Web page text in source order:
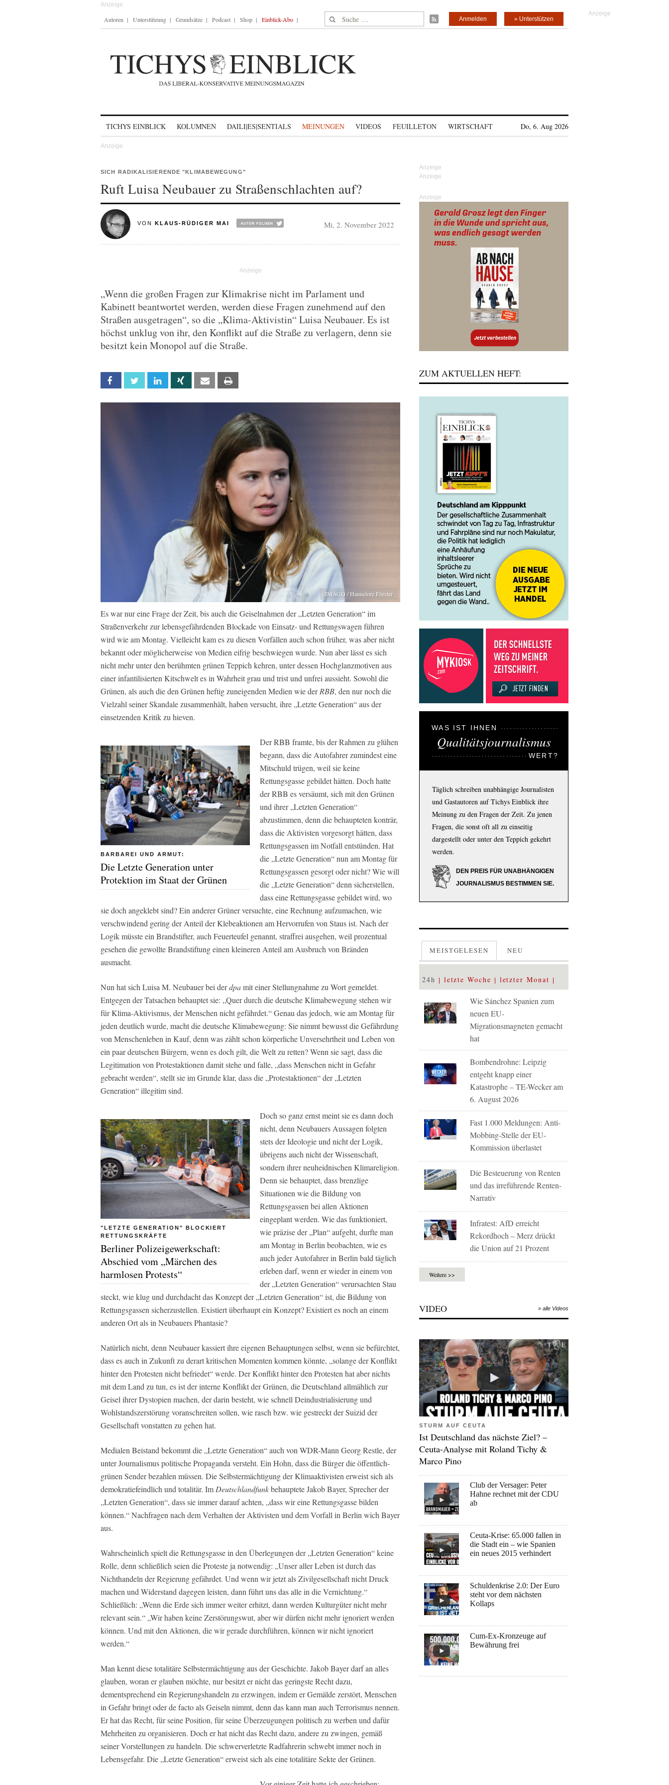
Autoren Unterstützung Grundsätze Podcast Shop Einblick-Abo Suche nach: » Unterstützen
Anmelden
TICHYS EINBLICK KOLUMNEN DAILI|ES|SENTIALS MEINUNGEN VIDEOS FEUILLETON WIRTSCHAFT Do, 6. Aug 2026
SICH RADIKALISIERENDE "KLIMABEWEGUNG"
Ruft Luisa Neubauer zu Straßenschlachten auf?
VON KLAUS-RÜDIGER MAI Mi, 2. November 2022
„Wenn die großen Fragen zur Klimakrise nicht im Parlament und
Kabinett beantwortet werden, werden diese Fragen zunehmend auf den
Straßen ausgetragen“, so die „Klima-Aktivistin“ Luisa Neubauer. Es ist
höchst unklug von ihr, den Konflikt auf die Straße zu verlagern, denn sie
besitzt kein Monopol auf die Straße.
Facebook Twitter Linkedin Xing Email
IMAGO / Hannelore Förster
Es war nur eine Frage der Zeit, bis auch die Geiselnahmen der „Letzten Generation“ im
Straßenverkehr zur lebensgefährdenden Blockade von Einsatz- und Rettungswagen führen
wird wie am Montag. Vielleicht kam es zu diesen Vorfällen auch schon früher, was aber nicht
bekannt oder möglicherweise von Medien eifrig beschwiegen wurde. Nun aber lässt es sich
nicht mehr unter den berühmten grünen Teppich kehren, unter dessen Hochglanzmotiven aus
einer infantilisierten Kitschwelt es in Wahrheit grau und trist und unfrei aussieht. Sowohl die
Grünen, als auch die den Grünen heftig zuneigenden Medien wie derRBB, den nur noch die
Vielzahl seiner Skandale zusammenhält, haben versucht, ihre „Letzte Generation“ aus der
einsetzenden Kritik zu hieven.
BARBAREI UND ARMUT:
Die Letzte Generation unter
Protektion im Staat der Grünen
DerRBB framte, bis der Rahmen zu glühen
begann, dass die Autofahrer zumindest eine
Mitschuld trügen, weil sie keine
Rettungsgasse gebildet hätten. Doch hatte
derRBB es versäumt, sich mit den Grünen
und ihrer „Letzten Generation“
abzustimmen, denn die behaupteten konträr,
dass die Aktivisten vorgesorgt hätten, dass
Rettungsgassen im Notfall entstünden. Hat
die „Letzte Generation“ nun am Montag für
Rettungsgassen gesorgt oder nicht? Wie will
die „Letzte Generation“ denn sicherstellen,
dass eine Rettungsgasse gebildet wird, wo
sie doch angeklebt sind? Ein anderer Grüner versuchte, eine Rechnung aufzumachen, wie
verschwindend gering der Anteil der Klebeaktionen am Hervorrufen von Staus ist. Nach der
Logik müsste ein Brandstifter, auch Feuerteufel genannt, straffrei ausgehen, weil prozentual
gesehen die gewollte Brandstiftung einen kleineren Anteil am Ausbruch von Bränden
ausmacht.
Nun hat sich Luisa M. Neubauer bei derdpamit einer Stellungnahme zu Wort gemeldet.
Entgegen der Tatsachen behauptet sie: „Quer durch die deutsche Klimabewegung stehen wir
für Klima-Aktivismus, der Menschen nicht gefährdet.“ Genau das jedoch, wie am Montag für
jeden deutlich wurde, macht die deutsche Klimabewegung: Sie nimmt bewusst die Gefährdung
von Menschenleben in Kauf, denn was zählt schon körperliche Unversehrtheit und Leben von
ein paar deutschen Bürgern, wenn es doch gilt, die Welt zu retten? Wenn sie sagt, dass die
Legitimation von Protestaktionen damit stehe und falle, „dass Menschen nicht in Gefahr
gebracht werden“, stellt sie im Grunde klar, dass die „Protestaktionen“ der „Letzten
Generation“ illegitim sind.
"LETZTE GENERATION" BLOCKIERT
RETTUNGSKRÄFTE
Berliner Polizeigewerkschaft:
Abschied vom „Märchen des
harmlosen Protests“
Doch so ganz ernst meint sie es dann doch
nicht, denn Neubauers Aussagen folgten
stets der Ideologie und nicht der Logik,
übrigens auch nicht der Wissenschaft,
sondern ihrer neuheidnischen Klimareligion.
Denn sie behauptet, dass brenzlige
Situationen wie die Bildung von
Rettungsgassen bei allen Aktionen
eingeplant werden. Wie das funktioniert,
wie präzise der „Plan“ aufgeht, durfte man
am Montag in Berlin beobachten, wie es
auch jeder Autofahrer in Berlin bald täglich
erleben darf, wenn er wieder in einem von
der „Letzten Generation“ verursachten Stau
steckt, wie klug und durchdacht das Konzept der „Letzten Generation“ ist, die Bildung von
Rettungsgassen sicherzustellen. Existiert überhaupt ein Konzept? Existiert es noch an einem
anderen Ort als in Neubauers Phantasie?
Natürlich nicht, denn Neubauer kassiert ihre eigenen Behauptungen selbst, wenn sie befürchtet,
dass es auch in Zukunft zu derart kritischen Momenten kommen könnte, „solange der Konflikt
hinter den Protesten nicht befriedet“ werde. Der Konflikt hinter den Protesten hat aber nichts
mit dem Land zu tun, es ist der interne Konflikt der Grünen, die Deutschland allmählich zur
Geisel ihrer Dystopien machen, der darin besteht, wie schnell Deindustrialisierung und
Wohlstandszerstörung voranschreiten sollen, wie rasch bzw. wie gestreckt der Suizid der
Gesellschaft vonstatten zu gehen hat.
Medialen Beistand bekommt die „Letzte Generation“ auch von WDR-Mann Georg Restle, der
unter Journalismus politische Propaganda versteht. Ein Hohn, dass die Bürger die öffentlich-
grünen Sender bezahlen müssen. Die Selbstermächtigung der Klimaaktivisten erweist sich als
demokratiefeindlich und totalitär. Im Deutschlandfunkbehauptete Jakob Bayer, Sprecher der
„Letzten Generation“, dass sie immer darauf achten, „dass wir eine Rettungsgasse bilden
können.“ Nachfragen nach dem Verhalten der Aktivisten und dem Vorfall in Berlin wich Bayer
aus.
Wahrscheinlich spielt die Rettungsgasse in den Überlegungen der „Letzten Generation“ keine
Rolle, denn schließlich seien die Proteste ja notwendig: „Unser aller Leben ist durch das
Nichthandeln der Regierung gefährdet. Und wenn wir jetzt als Zivilgesellschaft nicht Druck
machen und Widerstand dagegen leisten, dann führt uns das alle in die Vernichtung.“
Schließlich: „Wenn die Erde sich immer weiter erhitzt, dann werden Kulturgüter nicht mehr
relevant sein.“ „Wir haben keine Zerstörungswut, aber wir dürfen nicht mehr ignoriert werden
können. Und mit den Aktionen, die wir gerade durchführen, können wir nicht ignoriert
werden.“
Man kennt diese totalitäre Selbstermächtigung aus der Geschichte. Jakob Bayer darf an alles
glauben, woran er glauben möchte, nur besitzt er nicht das geringste Recht dazu,
dementsprechend ein Regierungshandeln zu erzwingen, indem er Gemälde zerstört, Menschen
in Gefahr bringt oder de facto als Geiseln nimmt, denn das kann man auch Terrorismus nennen.
Er hat das Recht, für seine Position, für seine Überzeugungen politisch zu werben und dafür
Mehrheiten zu organisieren. Doch er hat nicht das Recht dazu, andere zu zwingen, gemäß
seiner Vorstellungen zu handeln. Die schwerverletzte Radfahrerin schwebt immer noch in
Lebensgefahr. Die „Letzte Generation“ erweist sich als eine totalitäre Sekte der Grünen.
Anzeige
ZUM AKTUELLEN HEFT:
WAS IST IHNEN
Qualitätsjournalismus
WERT?
Täglich schreiben unabhängige Journalisten
und Gastautoren auf Tichys Einblick ihre
Meinung zu den Fragen der Zeit. Zu jenen
Fragen, die sonst oft all zu einseitig
dargestellt oder unter den Teppich gekehrt
werden.
DEN PREIS FÜR UNABHÄNGIGEN
JOURNALISMUS BESTIMMEN SIE.
MEISTGELESEN NEU
24h letzte Woche letzter Monat
Wie Sánchez Spanien zum
neuen EU-
Migrationsmagneten gemacht
hat
Bombendrohne: Leipzig
entgeht knapp einer
Katastrophe – TE-Wecker am
6. August 2026
Fast 1.000 Meldungen: Anti-
Mobbing-Stelle der EU-
Kommission überlastet
Die Besteuerung von Renten
und das irreführende Renten-
Narrativ
Infratest: AfD erreicht
Rekordhoch – Merz drückt
die Union auf 21 Prozent
Weitere >>
VIDEO » alle Videos
STURM AUF CEUTA
Ist Deutschland das nächste Ziel? –
Ceuta-Analyse mit Roland Tichy &
Marco Pino
Club der Versager: Peter
Hahne rechnet mit der CDU
ab
Ceuta-Krise: 65.000 fallen in
die Stadt ein – wie Spanien
ein neues 2015 verhindert
Schuldenkrise 2.0: Der Euro
steht vor dem nächsten
Kollaps
Cum-Ex-Kronzeuge auf
Bewährung frei